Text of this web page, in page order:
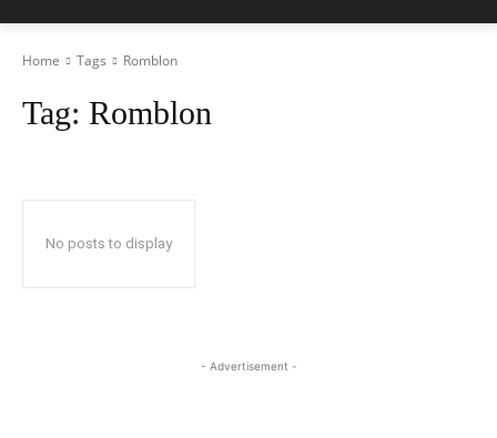
Home Tags Romblon
Tag: Romblon
No posts to display
- Advertisement -